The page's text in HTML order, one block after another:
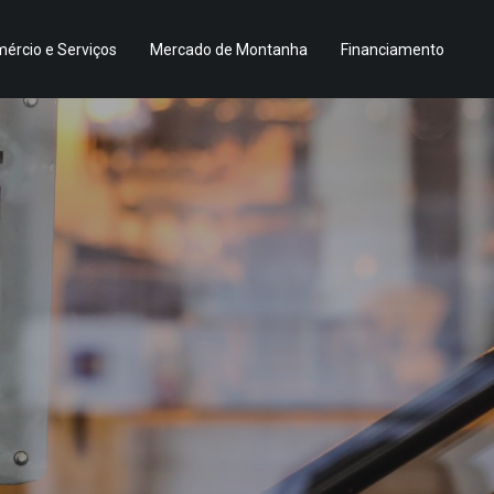
e Serviços Mercado de Montanha Financiamento